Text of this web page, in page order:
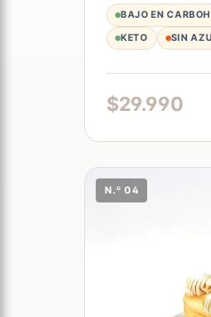
de hidratos de
artesanal y sabor
BAJO EN
KETO
SIN
$29.990
N.º 04